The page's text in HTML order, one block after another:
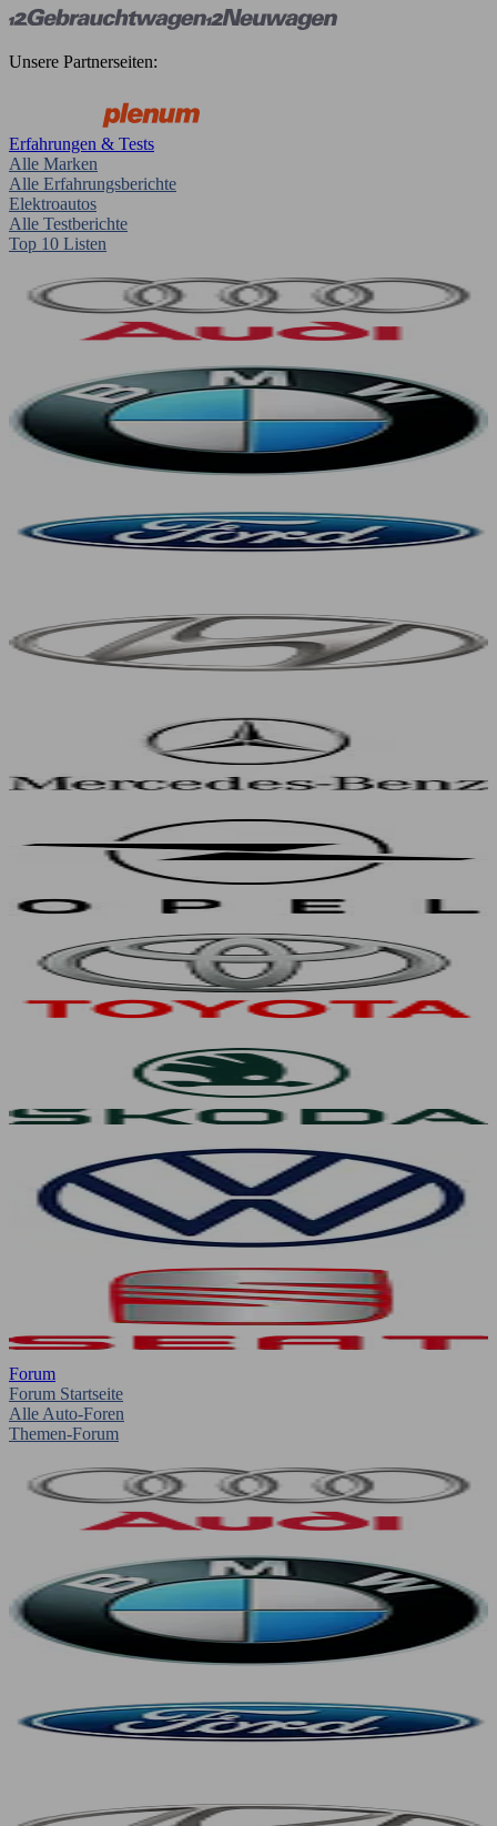
Unsere Partnerseiten:
Erfahrungen & Tests
Alle Marken
Alle Erfahrungsberichte
Elektroautos
Alle Testberichte
Top 10 Listen
Forum
Forum Startseite
Alle Auto-Foren
Themen-Forum